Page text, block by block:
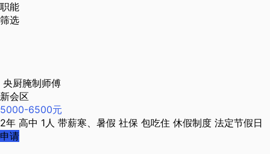
职能
筛选
央厨腌制师傅
新会区
5000-6500元
2年 高中 1人 带薪寒、暑假 社保 包吃住 休假制度 法定节假日
申请